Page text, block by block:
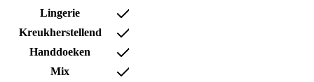
Lingerie
Kreukherstellend
Handdoeken
Mix